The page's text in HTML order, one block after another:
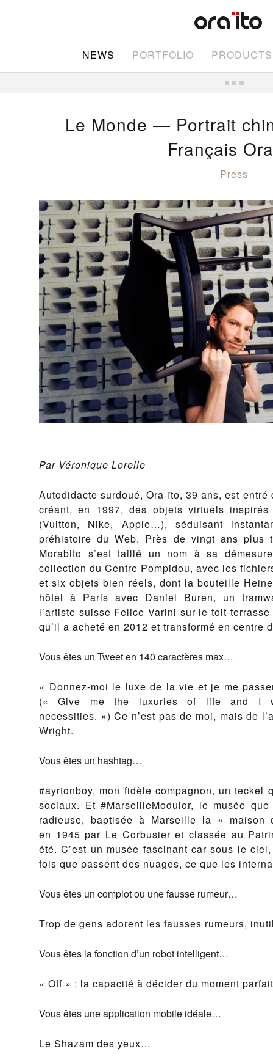
NEWS PORTFOLIO PRODUCTS
Le Monde — Portrait
Français
Press
Par Véronique Lorelle
Autodidacte surdoué, Ora-ïto, 39 ans, est
créant, en 1997, des objets virtuels
(Vuitton, Nike, Apple…), séduisant
préhistoire du Web. Près de vingt ans
Morabito s’est taillé un nom à sa
collection du Centre Pompidou, avec les
et six objets bien réels, dont la bouteille
hôtel à Paris avec Daniel Buren, un
l’artiste suisse Felice Varini sur le toit-
qu’il a acheté en 2012 et transformé en centre
Vous êtes un Tweet en 140 caractères max…
« Donnez-moi le luxe de la vie et je me
(« Give me the luxuries of life and I
necessities. ») Ce n’est pas de moi, mais de
Wright.
Vous êtes un hashtag…
#ayrtonboy, mon fidèle compagnon, un
sociaux. Et #MarseilleModulor, le musée
radieuse, baptisée à Marseille la «
en 1945 par Le Corbusier et classée au
été. C’est un musée fascinant car sous le
fois que passent des nuages, ce que les
Vous êtes un complot ou une fausse rumeur…
Trop de gens adorent les fausses rumeurs,
Vous êtes la fonction d’un robot intelligent…
« Off » : la capacité à décider du moment
Vous êtes une application mobile idéale…
Le Shazam des yeux…